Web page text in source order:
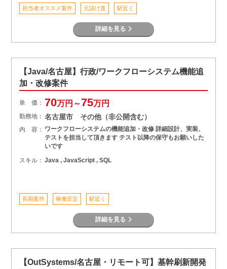
担当者オススメ案件 元請け直 駅近く
詳細を見る
【Java/名古屋】行政/ワークフローシステム機能追
加・改修案件
単 価： 70万円～75万円
勤務地： 名古屋市 その他（非公開含む）
内 容： ワークフローシステムの機能追加・改修 詳細設計、実装、
テストを担当して頂きます テスト以降の保守もお願いした
いです
スキル： Java , JavaScript , SQL
長期案件 稼働安定 駅近く
詳細を見る
【OutSystems/名古屋・リモート可】基幹刷新開発